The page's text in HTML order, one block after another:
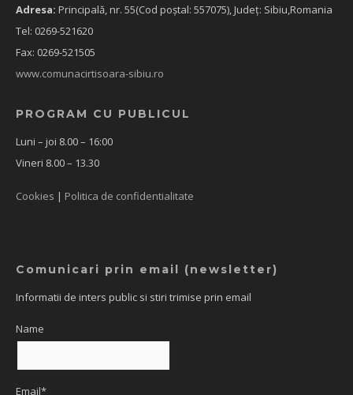
Adresa: Principală, nr. 55(Cod poștal: 557075), Județ: Sibiu,Romania
Tel: 0269-521620
Fax: 0269-521505
www.comunacirtisoara-sibiu.ro
PROGRAM CU PUBLICUL
Luni – joi 8.00 – 16:00
Vineri 8.00 – 13.30
Cookies | Politica de confidentialitate
Comunicari prin email (newsletter)
Informatii de inters public si stiri trimise prin email
Name
Email*